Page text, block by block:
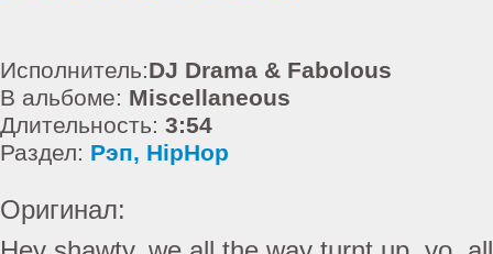
Исполнитель:DJ Drama & Fabolous
В альбоме: Miscellaneous
Длительность: 3:54
Раздел: Рэп, HipHop
Оригинал: